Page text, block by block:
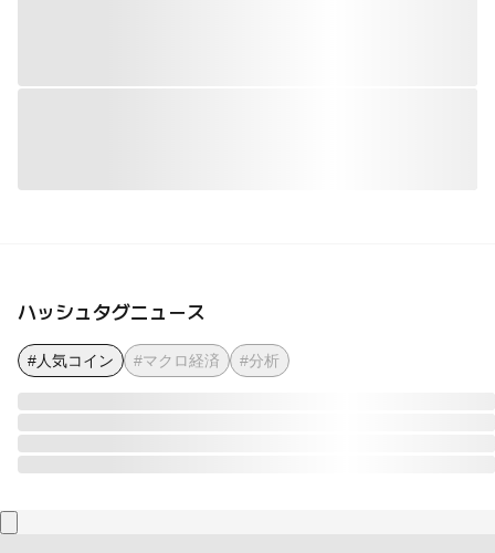
ハッシュタグニュース
#人気コイン #マクロ経済 #分析